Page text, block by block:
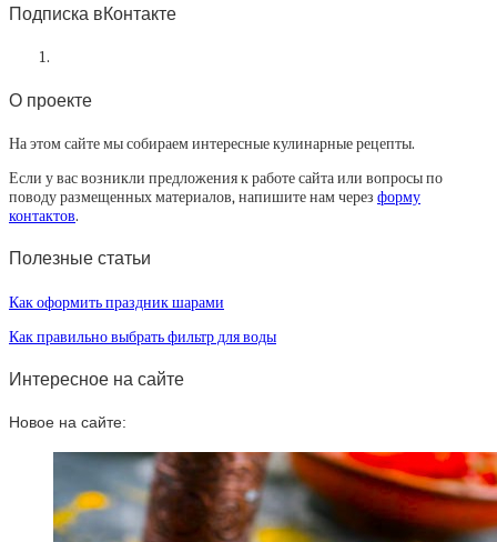
Подписка вКонтакте
О проекте
На этом сайте мы собираем интересные кулинарные рецепты.
Если у вас возникли предложения к работе сайта или вопросы по
поводу размещенных материалов, напишите нам через форму
контактов.
Полезные статьи
Как оформить праздник шарами
Как правильно выбрать фильтр для воды
Интересное на сайте
Новое на сайте: